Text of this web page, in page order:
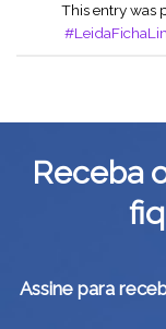
This entry was
Receba
Assine para